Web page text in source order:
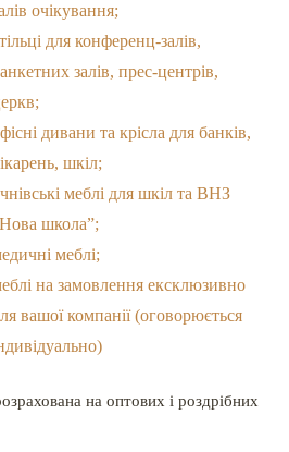
очікування;
для конференц-залів,
залів, прес-центрів,
;
дивани та крісла для банків,
шкіл;
меблі для шкіл та ВНЗ
школа”;
меблі;
на замовлення ексклюзивно
вашої компанії (оговорюється
на оптових і роздрібних